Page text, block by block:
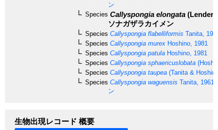
ン
Species Callyspongia elongata
ソナガザラカイメン
Species Callyspongia flabelliformis Tanita,
Species Callyspongia murex Hoshino, 1981
Species Callyspongia patula Hoshino, 1981
Species Callyspongia sphaericuslobata
Species Callyspongia taupea (Tanita &
Species Callyspongia waguensis Tanita, 1961
ン
生物出現レコード 概要